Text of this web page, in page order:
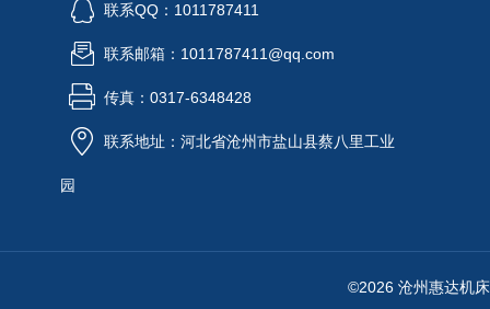
联系QQ：1011787411
联系邮箱：1011787411@qq.com
传真：0317-6348428
联系地址：河北省沧州市盐山县蔡八里工业
园
©2026 沧州惠达机